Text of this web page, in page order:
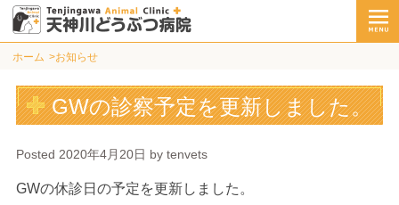
ホーム お知らせ
GWの診察予定を更新しました。
Posted 2020年4月20日 by tenvets
GWの休診日の予定を更新しました。